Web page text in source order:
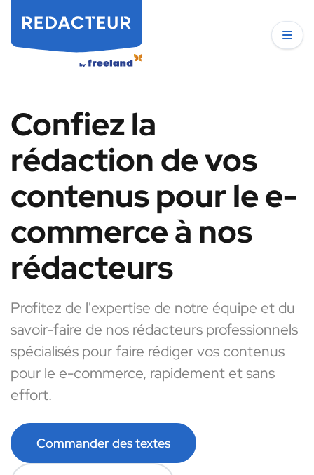
Confiez la
rédaction de vos
contenus pour le e-
commerce à nos
rédacteurs
Profitez de l'expertise de notre équipe et du
savoir-faire de nos rédacteurs professionnels
spécialisés pour faire rédiger vos contenus
pour le e-commerce, rapidement et sans
effort.
Commander des textes